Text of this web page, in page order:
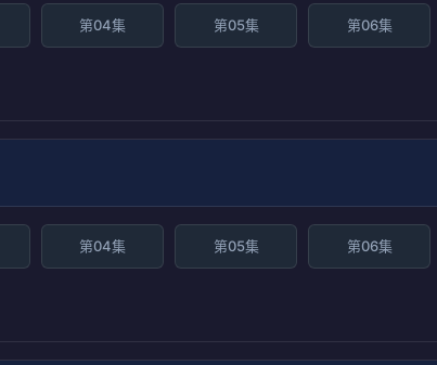
第04集 第05集 第06集
第04集 第05集 第06集